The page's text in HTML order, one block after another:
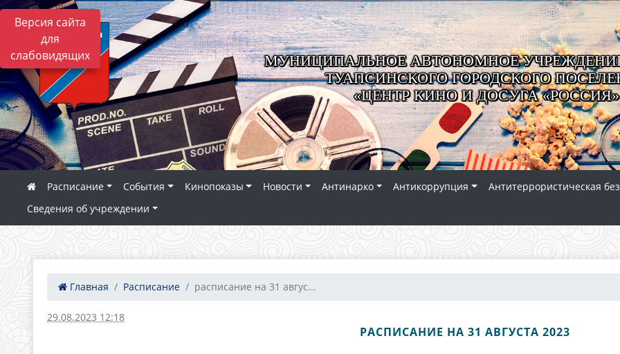
Версия сайта
для
слабовидящих
МУНИЦИПАЛЬНОЕ АВТОНОМНОЕ
ТУАПСИНСКОГО ГОРОДСКОГО
«ЦЕНТР КИНО И ДОСУГА «РОССИЯ»
Расписание События Кинопоказы Новости Антинарко Антикоррупция
Антитеррористическая
Сведения об учреждении
Главная Расписание расписание на 31 авгус...
29.08.2023 12:18
РАСПИСАНИЕ НА 31 АВГУСТА 2023